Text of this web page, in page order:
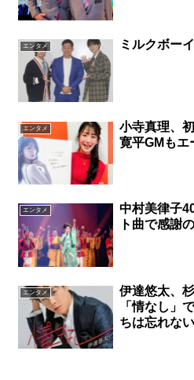
エンタメ ミルクボー
エンタメ
小寺真理、
寛平GMもエ
エンタメ
中村美律子
ト曲で感謝
エンタメ
伊達悠太、
「情なし」
ちは忘れない